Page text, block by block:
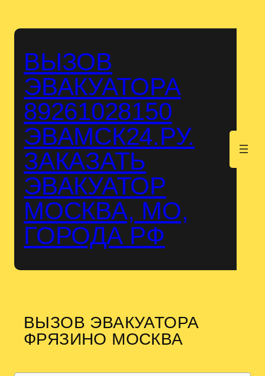
ВЫЗОВ
ЭВАКУАТОРА
89261028150
ЭВАМСК24.РУ.
ЗАКАЗАТЬ
ЭВАКУАТОР
МОСКВА, МО,
ГОРОДА РФ
ВЫЗОВ ЭВАКУАТОРА
ФРЯЗИНО МОСКВА